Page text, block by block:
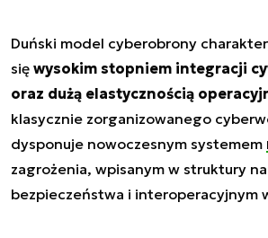
Duński model cyberobrony
się wysokim stopniem integracji
oraz dużą elastycznością
klasycznie zorganizowanego
dysponuje nowoczesnym systemem
zagrożenia, wpisanym w struktury
bezpieczeństwa i interoperacyjnym